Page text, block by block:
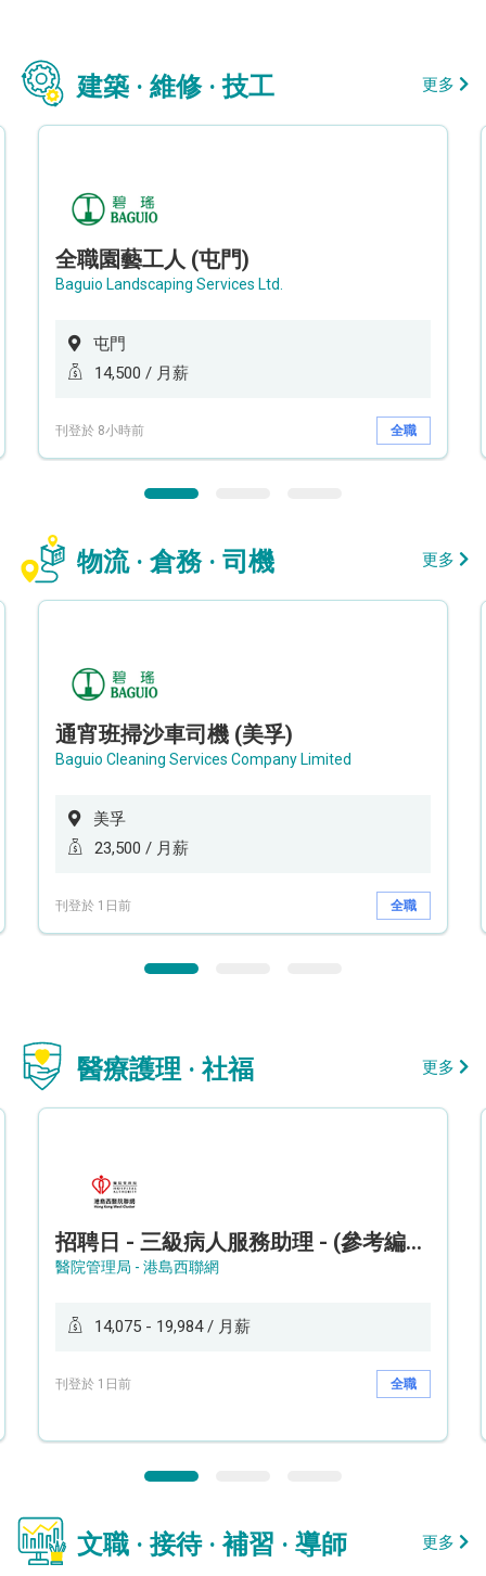
建築 · 維修 · 技工 更多
全職園藝工人 (屯門)
Baguio Landscaping Services Ltd.
屯門
14,500 / 月薪
刊登於 8小時前 全職
物流 · 倉務 · 司機 更多
通宵班掃沙車司機 (美孚)
Baguio Cleaning Services Company Limited
美孚
23,500 / 月薪
刊登於 1日前 全職
醫療護理 · 社福 更多
招聘日 - 三級病人服務助理 - (參考編號: HKWCS260107)
醫院管理局 - 港島西聯網
14,075 - 19,984 / 月薪
刊登於 1日前 全職
文職 · 接待 · 補習 · 導師 更多